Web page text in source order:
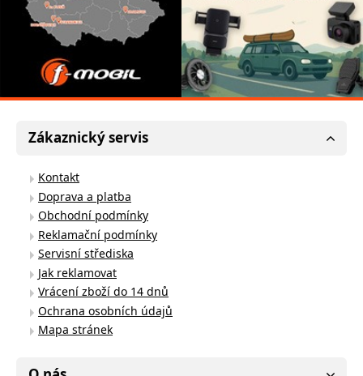
Zákaznický servis
Kontakt
Doprava a platba
Obchodní podmínky
Reklamační podmínky
Servisní střediska
Jak reklamovat
Vrácení zboží do 14 dnů
Ochrana osobních údajů
Mapa stránek